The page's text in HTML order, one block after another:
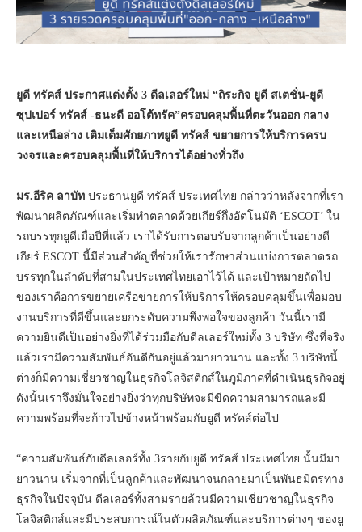
ยูดี ทรัคส์ ประกาศแต่งตั้ง 3 ดีลเลอร์ใหม่ “ถิระกิจ ยูดี สเตชั่น-ยูดี
ซุปเปอร์ ทรัคส์ -ธนะดี ออโต้ทรัค”ครอบคลุมพื้นที่ตะวันออก กลาง
และเหนือล่าง เติมเต็มศักยภาพยูดี ทรัคส์ ขยายการให้บริการครบ
วงจรและครอบคลุมพื้นที่ให้บริการได้อย่างทั่วถึง
มร.อีริค ลาบัท ประธานยูดี ทรัคส์ ประเทศไทย กล่าวว่าหลังจากที่เรา
พัฒนาผลิตภัณฑ์และเริ่มทำตลาดด้วยเกียร์กึ่งอัตโนมัติ ‘ESCOT’ ใน
รถบรรทุกยูดีเมื่อปีที่แล้ว เราได้รับการตอบรับจากลูกค้าเป็นอย่างดี
เกียร์ ESCOT นี้มีส่วนสำคัญที่ช่วยให้เรารักษาส่วนแบ่งการตลาดรถ
บรรทุกในลำดับที่สามในประเทศไทยเอาไว้ได้ และเป้าหมายถัดไป
ของเราคือการขยายเครือข่ายการให้บริการให้ครอบคลุมขึ้นเพื่อมอบ
งานบริการที่ดีขึ้นและยกระดับความพึงพอใจของลูกค้า วันนี้เรามี
ความยินดีเป็นอย่างยิ่งที่ได้ร่วมมือกับดีลเลอร์ใหม่ทั้ง 3 บริษัท ซึ่งที่จริง
แล้วเรามีความสัมพันธ์อันดีกันอยู่แล้วมายาวนาน และทั้ง 3 บริษัทนี้
ต่างก็มีความเชี่ยวชาญในธุรกิจโลจิสติกส์ในภูมิภาคที่ดำเนินธุรกิจอยู่
ดังนั้นเราจึงมั่นใจอย่างยิ่งว่าทุกบริษัทจะมีขีดความสามารถและมี
ความพร้อมที่จะก้าวไปข้างหน้าพร้อมกับยูดี ทรัคส์ต่อไป
“ความสัมพันธ์กับดีลเลอร์ทั้ง 3รายกับยูดี ทรัคส์ ประเทศไทย นั้นมีมา
ยาวนาน เริ่มจากที่เป็นลูกค้าและพัฒนาจนกลายมาเป็นพันธมิตรทาง
ธุรกิจในปัจจุบัน ดีลเลอร์ทั้งสามรายล้วนมีความเชี่ยวชาญในธุรกิจ
โลจิสติกส์และมีประสบการณ์ในตัวผลิตภัณฑ์และบริการต่างๆ ของยู